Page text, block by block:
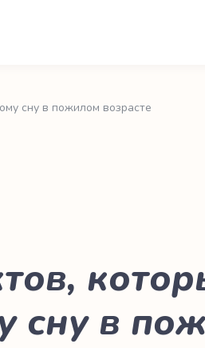
сну в пожилом возрасте
сну в